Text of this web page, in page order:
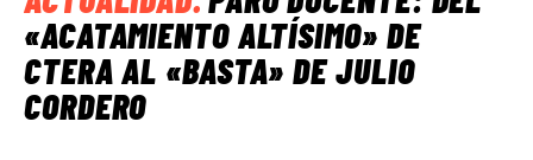
«ACATAMIENTO ALTÍSIMO» DE
CTERA AL «BASTA» DE JULIO
CORDERO